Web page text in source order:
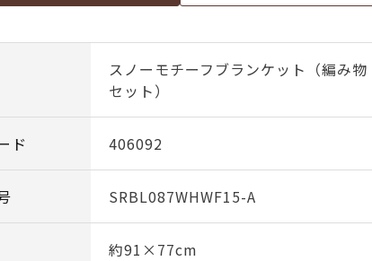
スノーモチーフブランケット（編み物
セット）
ド 406092
SRBL087WHWF15-A
約91×77cm